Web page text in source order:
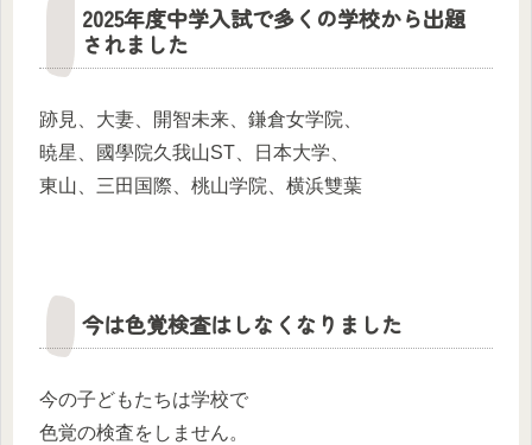
2025年度中学入試で多くの学校から出題
されました
跡見、大妻、開智未来、鎌倉女学院、
暁星、國學院久我山ST、日本大学、
東山、三田国際、桃山学院、横浜雙葉
今は色覚検査はしなくなりました
今の子どもたちは学校で
色覚の検査をしません。